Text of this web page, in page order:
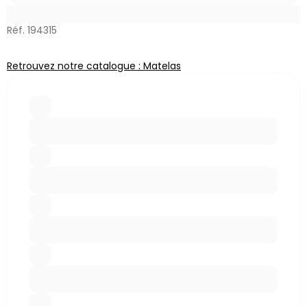
Réf. 194315
Retrouvez notre catalogue : Matelas